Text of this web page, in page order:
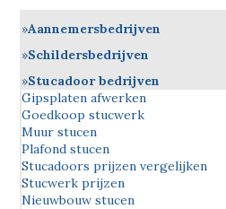
Aannemersbedrijven
Schildersbedrijven
Stucadoor bedrijven
Gipsplaten afwerken
Goedkoop stucwerk
Muur stucen
Plafond stucen
Stucadoors prijzen vergelijken
Stucwerk prijzen
Nieuwbouw stucen